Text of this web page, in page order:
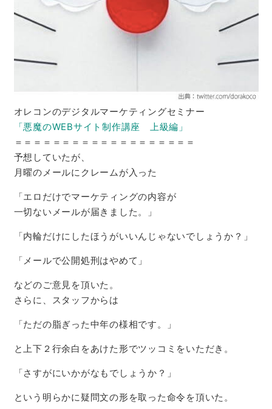
オレコンのデジタルマーケティングセミナー
「悪魔のWEBサイト制作講座 上級編」
＝＝＝＝＝＝＝＝＝＝＝＝＝＝＝＝＝＝＝
予想していたが、
月曜のメールにクレームが入った
「エロだけでマーケティングの内容が
一切ないメールが届きました。」
「内輪だけにしたほうがいいんじゃないでしょうか？」
「メールで公開処刑はやめて」
などのご意見を頂いた。
さらに、スタッフからは
「ただの脂ぎった中年の様相です。」
と上下２行余白をあけた形でツッコミをいただき。
「さすがにいかがなもでしょうか？」
という明らかに疑問文の形を取った命令を頂いた。